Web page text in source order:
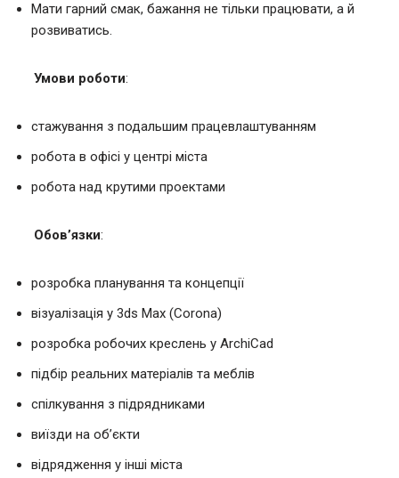
Мати гарний смак, бажання не тільки працювати, а й
розвиватись.
Умови роботи:
стажування з подальшим працевлаштуванням
робота в офісі у центрі міста
робота над крутими проектами
Обов’язки:
розробка планування та концепції
візуалізація у 3ds Max (Corona)
розробка робочих креслень у ArchiCad
підбір реальних матеріалів та меблів
спілкування з підрядниками
виїзди на об’єкти
відрядження у інші міста